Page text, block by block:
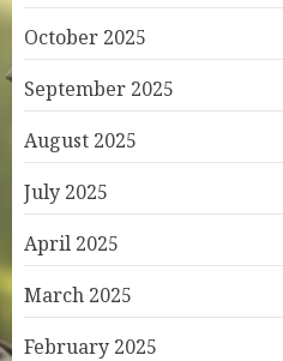
October 2025
September 2025
August 2025
July 2025
April 2025
March 2025
February 2025